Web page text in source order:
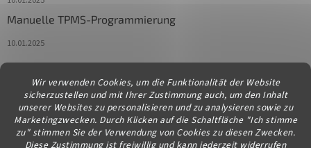
Wir verwenden Cookies, um die Funktionalität der Website
sicherzustellen und mit Ihrer Zustimmung auch, um den Inhalt
unserer Websites zu personalisieren und zu analysieren sowie zu
Marketingzwecken. Durch Klicken auf die Schaltfläche "Ich stimme
zu" stimmen Sie der Verwendung von Cookies zu diesen Zwecken.
Diese Zustimmung ist freiwillig und kann jederzeit widerrufen
Manuelle TPMS-Programmierung
10.01.2025
Kontakt
info@diagstore.at